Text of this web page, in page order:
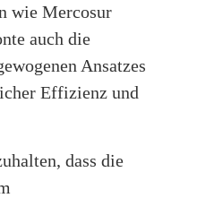
wie Mercosur
auch die
Ansatzes
Effizienz und
dass die